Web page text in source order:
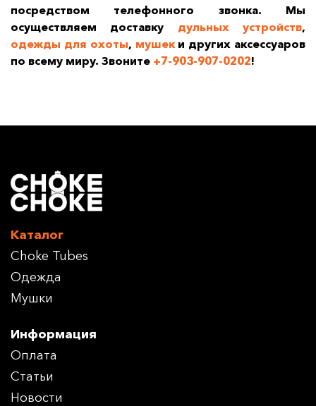
посредством телефонного звонка. Мы
осуществляем доставку дульных устройств,
одежды для охоты, мушеки других аксессуаров
по всему миру. Звоните +7-903-907-0202!
Каталог
Choke Tubes
Одежда
Мушки
Информация
Оплата
Статьи
Новости